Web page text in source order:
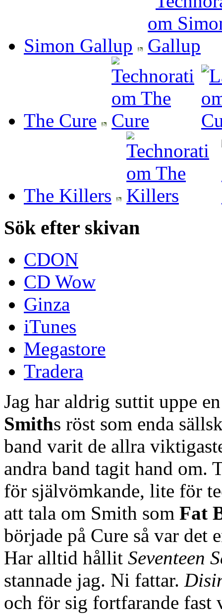
Simon Gallup
The Cure
The Killers
Sök efter skivan
CDON
CD Wow
Ginza
iTunes
Megastore
Tradera
Jag har aldrig suttit uppe
Smiths röst som enda
band varit de allra
andra band tagit hand om.
för självömkande, lite för
att tala om Smith som Fat
började på Cure så var det
Har alltid hållit Seventeen
stannade jag. Ni fattar.
och för sig fortfarande fast